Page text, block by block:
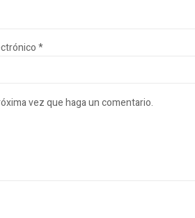
*
vez que haga un comentario.